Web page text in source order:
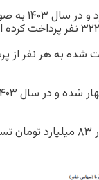
شده به هر نفر از
شرکت یاد شده در سال ۱۴۰۲ و ۱۴۰۳